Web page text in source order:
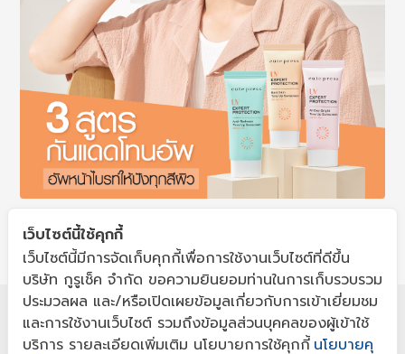
x
เขียนโดย : กูรูเช็ค
Views 12990
แชร์เลย!
เว็บไซต์นี้ใช้คุกกี้
เว็บไซต์นี้มีการจัดเก็บคุกกี้เพื่อการใช้งานเว็บไซต์ที่ดีขึ้น
บริษัท กูรูเช็ค จำกัด ขอความยินยอมท่านในการเก็บรวบรวม
ประมวลผล และ/หรือเปิดเผยข้อมูลเกี่ยวกับการเข้าเยี่ยมชม
และการใช้งานเว็บไซต์ รวมถึงข้อมูลส่วนบุคคลของผู้เข้าใช้
บริการ รายละเอียดเพิ่มเติม นโยบายการใช้คุกกี้ นโยบายคุ